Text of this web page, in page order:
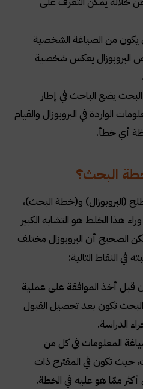
يكون من الصياغة الشخصية
البروبوزال يعكس شخصية
يضع الباحث في إطار
الواردة في البروبوزال والقيام
أي خطأ.
البحث؟
(البروبوزال) و(خطة البحث)،
هذا الخلط هو التشابه الكبير
الصحيح أن البروبوزال مختلف
في النقاط التالية:
قبل أخذ الموافقة على عملية
تكون بعد تحصيل القبول
الدراسة.
المعلومات في كل من
حيث تكون في المقترح ذات
ممّا هو عليه في الخطة.